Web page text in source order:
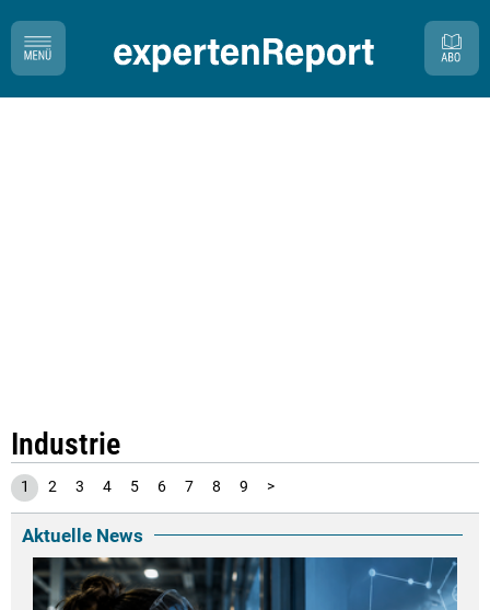
Industrie
1 2 3 4 5 6 7 8 9 >
Aktuelle News